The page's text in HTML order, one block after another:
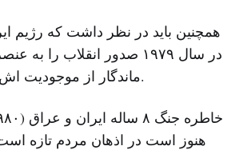
همچنین باید در نظر داشت که رژیم
در سال ۱۹۷۹ صدور انقلاب را
ماندگار از موجودیت اش تبدیل کرده است.
هنوز است در اذهان مردم تازه